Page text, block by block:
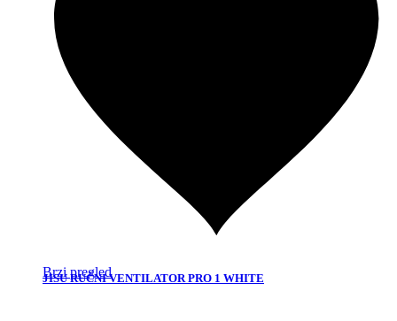
Brzi pregled
JISU RUČNI VENTILATOR PRO 1 WHITE